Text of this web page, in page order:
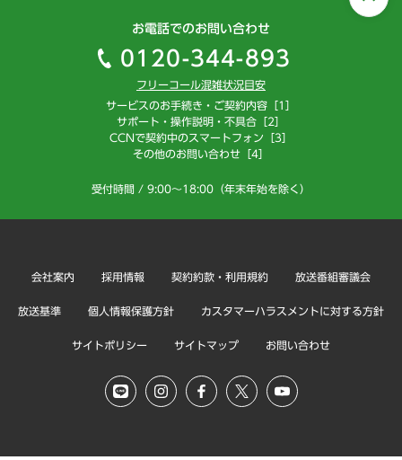
お電話でのお問い合わせ
0120-344-893
フリーコール混雑状況目安
サービスのお手続き・ご契約内容［1］
サポート・操作説明・不具合［2］
CCNで契約中のスマートフォン［3］
その他のお問い合わせ［4］
受付時間 / 9:00～18:00（年末年始を除く）
会社案内 採用情報 契約約款・利用規約 放送番組審議会
放送基準 個人情報保護方針 カスタマーハラスメントに対する方針
サイトポリシー サイトマップ お問い合わせ